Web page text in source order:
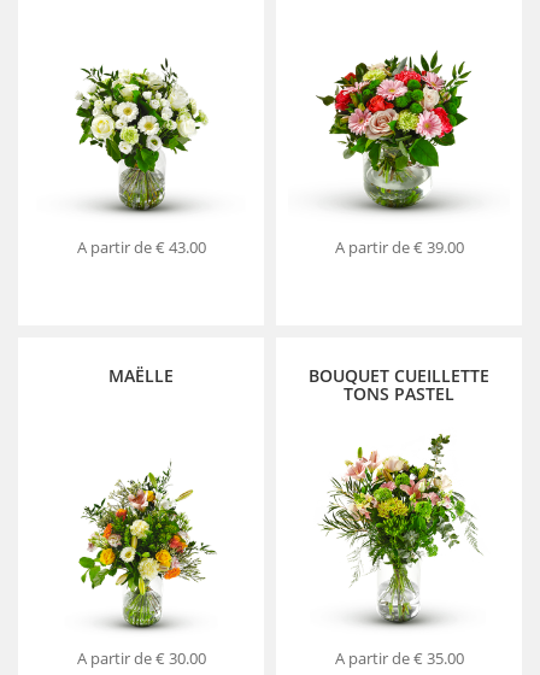
A partir de€ 43.00 A partir de€ 39.00
MAËLLE
A partir de€ 30.00
BOUQUET CUEILLETTE
TONS PASTEL
A partir de€ 35.00